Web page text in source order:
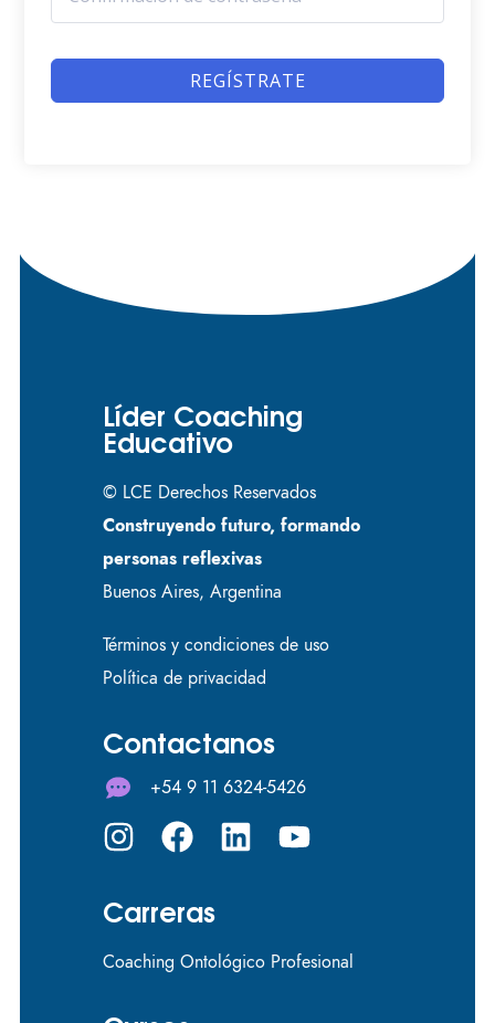
REGÍSTRATE
Líder Coaching
Educativo
© LCE Derechos Reservados
Construyendo futuro, formando
personas reflexivas
Buenos Aires, Argentina
Términos y condiciones de uso
Política de privacidad
Contactanos
+54 9 11 6324-5426
Carreras
Coaching Ontológico Profesional